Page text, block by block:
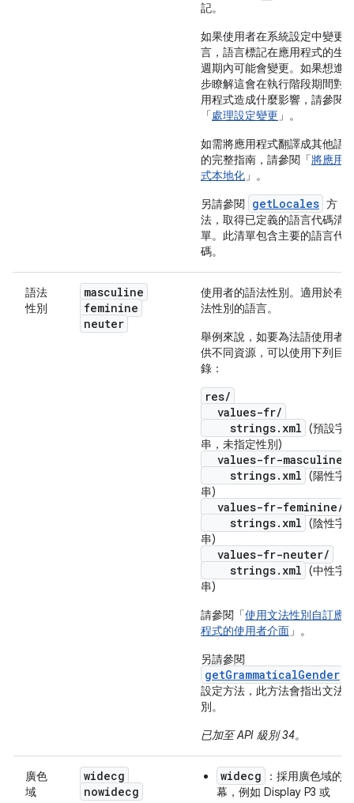
記。
如果使用者在系統設定中變更
言，語言標記在應用程式的生
週期內可能會變更。如果想進
步瞭解這會在執行階段期間對
用程式造成什麼影響，請參閱
「處理設定變更 」。
如需將應用程式翻譯成其他語
的完整指南，請參閱「將應用
式本地化 」。
另請參閱
getLocales 方
法，取得已定義的語言代碼清
單。此清單包含主要的語言代
碼。
語法
性別
masculine
feminine
neuter
使用者的語法性別。適用於有
法性別的語言。
舉例來說，如要為法語使用者
供不同資源，可以使用下列目
錄：
res/
values-fr/
strings.xml (預設字
串，未指定性別)
values-fr-masculine/
strings.xml (陽性字
串)
values-fr-feminine/
strings.xml (陰性字
串)
values-fr-neuter/
strings.xml (中性字
串)
請參閱「使用文法性別自訂應
程式的使用者介面 」。
另請參閱
getGrammaticalGender
設定方法，此方法會指出文法
別。
已加至 API 級別 34。
廣色
域
widecg
nowidecg
widecg
：採用廣色域的螢
幕，例如 Display P3 或